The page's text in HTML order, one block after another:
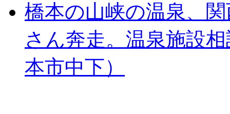
橋本の山峡の温泉、
さん奔走。温泉施設
本市中下）